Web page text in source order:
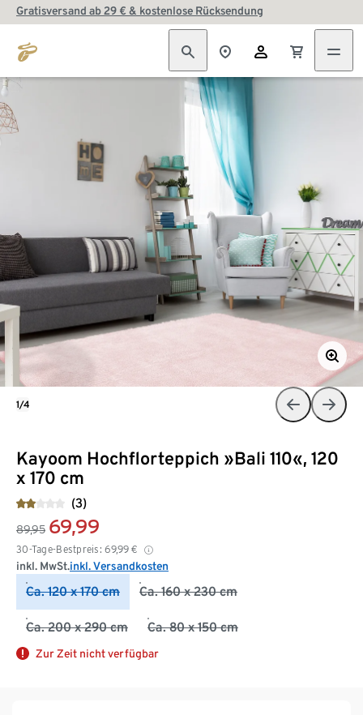
Gratisversand ab 29 € & kostenlose Rücksendung
Kayoom Hochflorteppich »Bali 110«, 120
x 170 cm
(3)
89,95 69,99
30-Tage-Bestpreis: 69,99 €
inkl. MwSt.inkl. Versandkosten
Ca. 120 x 170 cm Ca. 160 x 230 cm
Ca. 200 x 290 cm Ca. 80 x 150 cm
Zur Zeit nicht verfügbar
1/4